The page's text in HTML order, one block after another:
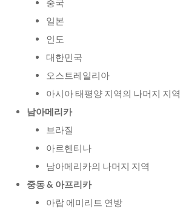
중국
일본
인도
대한민국
오스트레일리아
아시아 태평양 지역의 나머지 지역
남아메리카
브라질
아르헨티나
남아메리카의 나머지 지역
중동 & 아프리카
아랍 에미리트 연방